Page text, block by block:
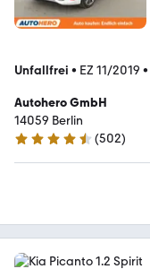
Unfallfrei • EZ 11/2019 •
Autohero GmbH
14059 Berlin
4.5 Sterne
(502)